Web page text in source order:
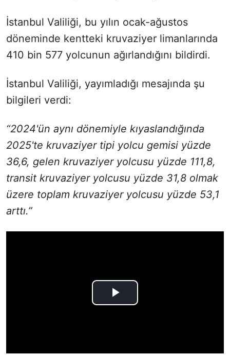
İstanbul Valiliği, bu yılın ocak-ağustos
döneminde kentteki kruvaziyer limanlarında
410 bin 577 yolcunun ağırlandığını bildirdi.
İstanbul Valiliği, yayımladığı mesajında şu
bilgileri verdi:
“2024'ün aynı dönemiyle kıyaslandığında
2025'te kruvaziyer tipi yolcu gemisi yüzde
36,6, gelen kruvaziyer yolcusu yüzde 111,8,
transit kruvaziyer yolcusu yüzde 31,8 olmak
üzere toplam kruvaziyer yolcusu yüzde 53,1
arttı.”